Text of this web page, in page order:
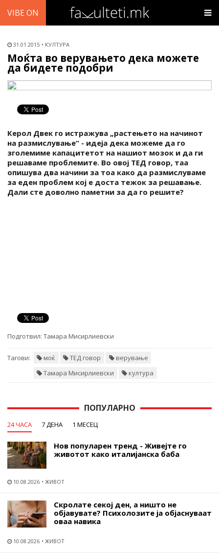
VIBE ON
31.01.2015 КУЛТУРА
Моќта во верувањето дека можете
да бидете подобри
Керол Двек го истражува „растењето на начинот
на размислување“ - идеја дека можеме да го
зголемиме капацитетот на нашиот мозок и да ги
решаваме проблемите. Во овој ТЕД говор, таа
опишува два начини за тоа како да размислуваме
за еден проблем кој е доста тежок за решавање.
Дали сте доволно паметни за да го решите?
Подготвил: Тамара Мисирлиевски
Тагови: моќ ТЕД говор
верување
Тамара Мисирлиевски
култура
ПОПУЛАРНО
24 ЧАСА 7 ДЕНА 1 МЕСЕЦ
Нов популарен тренд - Живејте го
животот како италијанска баба
10.08.2026 ЖИВОТ
Скролате секој ден, а ништо не
објавувате? Психолозите ја објаснуваат
оваа навика
10.08.2026 ЖИВОТ